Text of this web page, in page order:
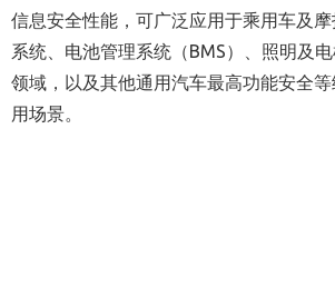
信息安全性能，可广泛应用于乘用车及
系统、电池管理系统（BMS）、照明及
领域，以及其他通用汽车最高功能安全等
用场景。